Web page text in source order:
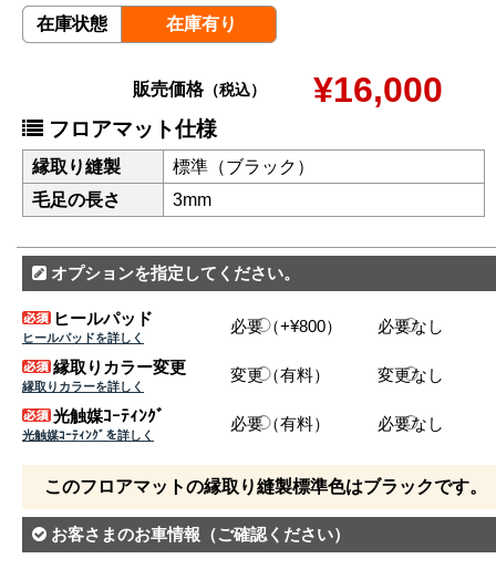
在庫状態 在庫有り
販売価格（税込） ¥16,000
フロアマット仕様
縁取り縫製
標準（ブラック）
毛足の長さ
3mm
オプションを指定してください。
ヒールパッド
ヒールパッドを詳しく
必要（+¥800） 必要なし
縁取りカラー変更
縁取りカラーを詳しく
変更（有料） 変更なし
光触媒ｺｰﾃｨﾝｸﾞ
光触媒ｺｰﾃｨﾝｸﾞを詳しく
必要（有料） 必要なし
このフロアマットの縁取り縫製標準色はブラックです。
お客さまのお車情報 （ご確認ください）